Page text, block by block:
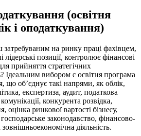
(освітня
і оподаткування)
на ринку праці фахівцем,
позиції, контролює фінансові
прийняття стратегічних
Ідеальним вибором є освітня програма
що об’єднує такі напрями, як облік,
експертиза, аудит, податкова
конкурента розвідка,
оцінка ринкової вартості бізнесу,
законодавство, фінансово-
діяльність.